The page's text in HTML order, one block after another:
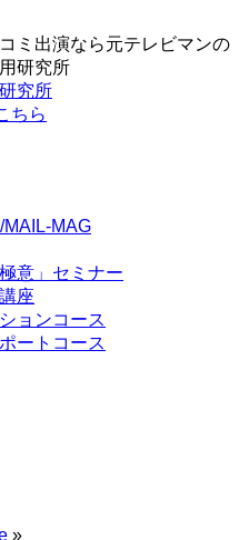
ミ出演なら元テレビマンの
研究所
MAG
意」セミナー
座
ョンコース
ートコース
»